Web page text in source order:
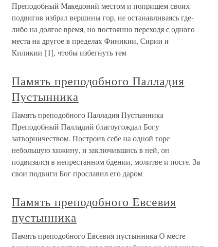
Преподобный Македоний местом и поприщем своих
подвигов избрал вершины гор, не останавливаясь где-
либо на долгое время, но постоянно переходя с одного
места на другое в пределах Финикии, Сирии и
Киликии [1], чтобы избегнуть тем
Память преподобного Палладия
Пустынника
Память преподобного Палладия Пустынника
Преподобный Палладий благоугождал Богу
затворничеством. Построив себе на одной горе
небольшую хижину, и заключившись в ней, он
подвизался в непрестанном бдении, молитве и посте. За
свои подвиги Бог прославил его даром
Память преподобного Евсевия
пустынника
Память преподобного Евсевия пустынника О месте